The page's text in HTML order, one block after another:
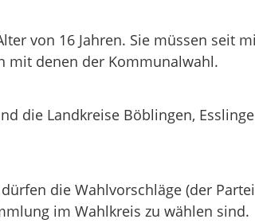
von 16 Jahren. Sie müssen seit
mit denen der Kommunalwahl.
die Landkreise Böblingen,
die Wahlvorschläge (der
im Wahlkreis zu wählen sind.